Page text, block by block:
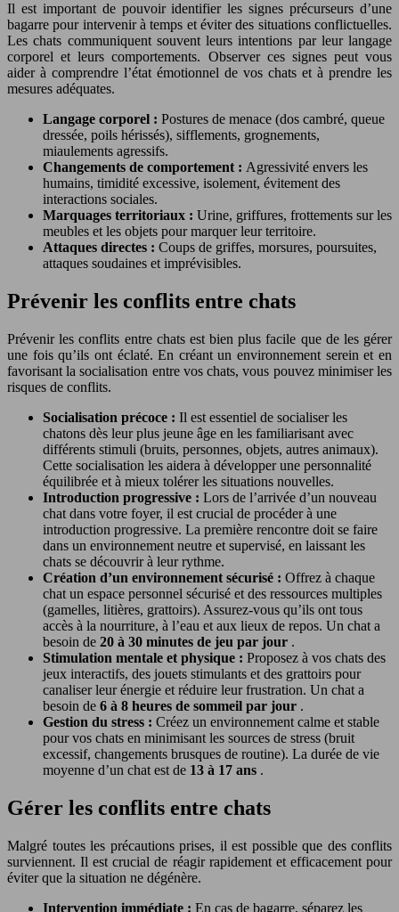
Il est important de pouvoir identifier les signes précurseurs d’une
bagarre pour intervenir à temps et éviter des situations conflictuelles.
Les chats communiquent souvent leurs intentions par leur langage
corporel et leurs comportements. Observer ces signes peut vous
aider à comprendre l’état émotionnel de vos chats et à prendre les
mesures adéquates.
Langage corporel : Postures de menace (dos cambré, queue
dressée, poils hérissés), sifflements, grognements,
miaulements agressifs.
Changements de comportement : Agressivité envers les
humains, timidité excessive, isolement, évitement des
interactions sociales.
Marquages territoriaux : Urine, griffures, frottements sur les
meubles et les objets pour marquer leur territoire.
Attaques directes : Coups de griffes, morsures, poursuites,
attaques soudaines et imprévisibles.
Prévenir les conflits entre chats
Prévenir les conflits entre chats est bien plus facile que de les gérer
une fois qu’ils ont éclaté. En créant un environnement serein et en
favorisant la socialisation entre vos chats, vous pouvez minimiser les
risques de conflits.
Socialisation précoce : Il est essentiel de socialiser les
chatons dès leur plus jeune âge en les familiarisant avec
différents stimuli (bruits, personnes, objets, autres animaux).
Cette socialisation les aidera à développer une personnalité
équilibrée et à mieux tolérer les situations nouvelles.
Introduction progressive : Lors de l’arrivée d’un nouveau
chat dans votre foyer, il est crucial de procéder à une
introduction progressive. La première rencontre doit se faire
dans un environnement neutre et supervisé, en laissant les
chats se découvrir à leur rythme.
Création d’un environnement sécurisé : Offrez à chaque
chat un espace personnel sécurisé et des ressources multiples
(gamelles, litières, grattoirs). Assurez-vous qu’ils ont tous
accès à la nourriture, à l’eau et aux lieux de repos. Un chat a
besoin de 20 à 30 minutes de jeu par jour .
Stimulation mentale et physique : Proposez à vos chats des
jeux interactifs, des jouets stimulants et des grattoirs pour
canaliser leur énergie et réduire leur frustration. Un chat a
besoin de 6 à 8 heures de sommeil par jour .
Gestion du stress : Créez un environnement calme et stable
pour vos chats en minimisant les sources de stress (bruit
excessif, changements brusques de routine). La durée de vie
moyenne d’un chat est de 13 à 17 ans .
Gérer les conflits entre chats
Malgré toutes les précautions prises, il est possible que des conflits
surviennent. Il est crucial de réagir rapidement et efficacement pour
éviter que la situation ne dégénère.
Intervention immédiate : En cas de bagarre, séparez les